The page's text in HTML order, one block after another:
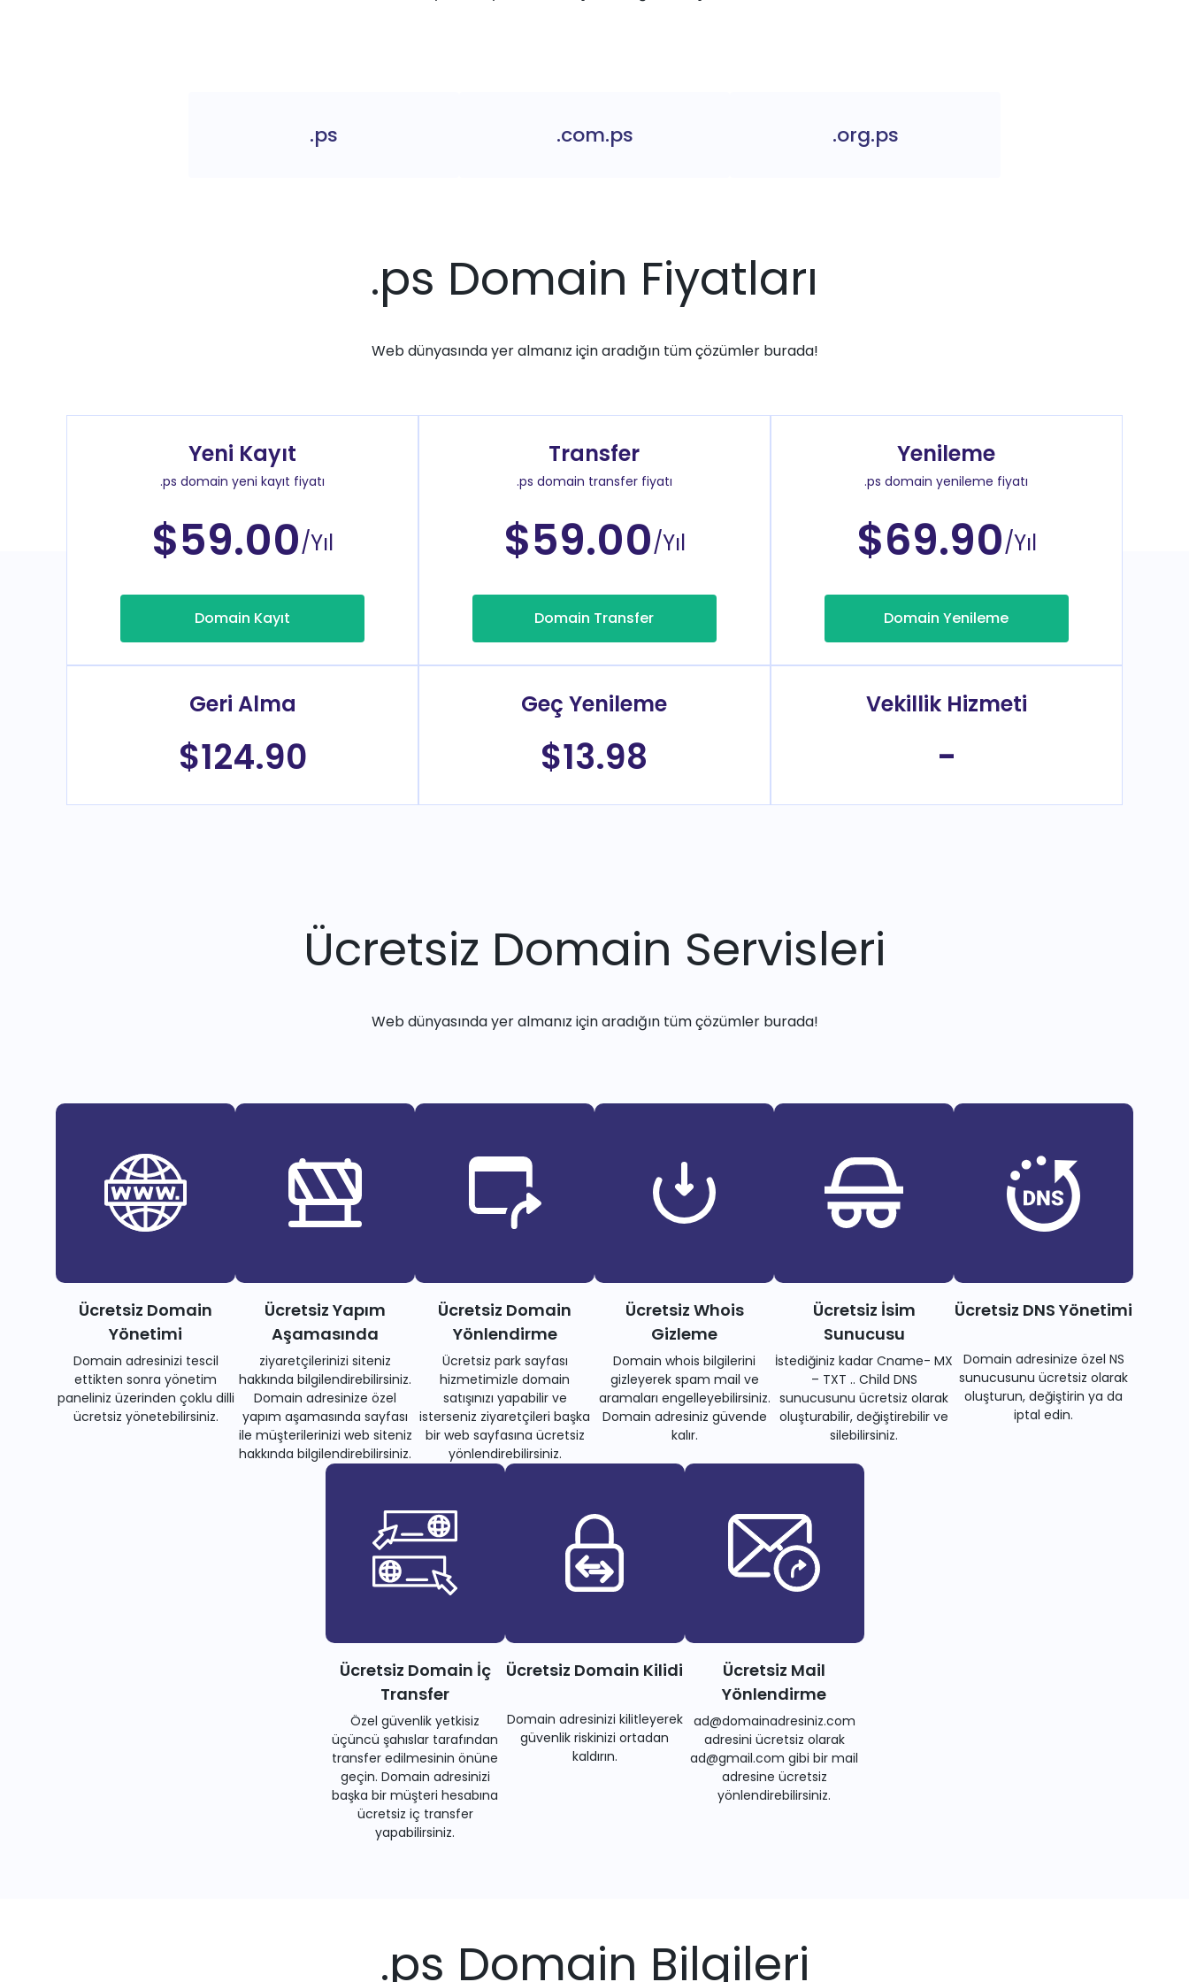
.ps .com.ps .org.ps
.ps Domain Fiyatları
Web dünyasında yer almanız için aradığın tüm çözümler burada!
Yeni Kayıt
.ps domain yeni kayıt fiyatı
$59.00/Yıl
Domain Kayıt
Transfer
.ps domain transfer fiyatı
$59.00/Yıl
Domain Transfer
Yenileme
.ps domain yenileme fiyatı
$69.90/Yıl
Domain Yenileme
Geri Alma
$124.90
Geç Yenileme
$13.98
Vekillik Hizmeti
-
Ücretsiz Domain Servisleri
Web dünyasında yer almanız için aradığın tüm çözümler burada!
Ücretsiz Domain
Yönetimi
Domain adresinizi tescil
ettikten sonra yönetim
paneliniz üzerinden çoklu dilli
ücretsiz yönetebilirsiniz.
Ücretsiz Yapım
Aşamasında
ziyaretçilerinizi siteniz
hakkında bilgilendirebilirsiniz.
Domain adresinize özel
yapım aşamasında sayfası
ile müşterilerinizi web siteniz
hakkında bilgilendirebilirsiniz.
Ücretsiz Domain
Yönlendirme
Ücretsiz park sayfası
hizmetimizle domain
satışınızı yapabilir ve
isterseniz ziyaretçileri başka
bir web sayfasına ücretsiz
yönlendirebilirsiniz.
Ücretsiz Whois
Gizleme
Domain whois bilgilerini
gizleyerek spam mail ve
aramaları engelleyebilirsiniz.
Domain adresiniz güvende
kalır.
Ücretsiz İsim
Sunucusu
İstediğiniz kadar Cname- MX
– TXT .. Child DNS
sunucusunu ücretsiz olarak
oluşturabilir, değiştirebilir ve
silebilirsiniz.
Ücretsiz DNS Yönetimi
Domain adresinize özel NS
sunucusunu ücretsiz olarak
oluşturun, değiştirin ya da
iptal edin.
Ücretsiz Domain İç
Transfer
Özel güvenlik yetkisiz
üçüncü şahıslar tarafından
transfer edilmesinin önüne
geçin. Domain adresinizi
başka bir müşteri hesabına
ücretsiz iç transfer
yapabilirsiniz.
Ücretsiz Domain Kilidi
Domain adresinizi kilitleyerek
güvenlik riskinizi ortadan
kaldırın.
Ücretsiz Mail
Yönlendirme
ad@domainadresiniz.com
adresini ücretsiz olarak
ad@gmail.com gibi bir mail
adresine ücretsiz
yönlendirebilirsiniz.
.ps Domain Bilgileri